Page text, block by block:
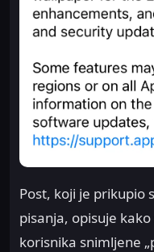
Post, koji je prikupio
pisanja, opisuje
korisnika snimljene